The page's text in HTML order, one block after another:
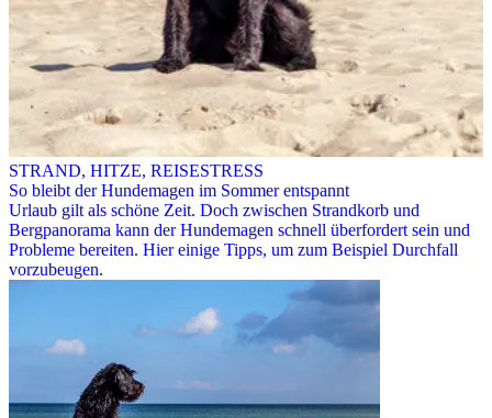
STRAND, HITZE, REISESTRESS
So bleibt der Hundemagen im Sommer entspannt
Urlaub gilt als schöne Zeit. Doch zwischen Strandkorb und
Bergpanorama kann der Hundemagen schnell überfordert sein und
Probleme bereiten. Hier einige Tipps, um zum Beispiel Durchfall
vorzubeugen.